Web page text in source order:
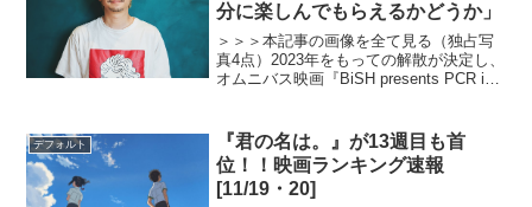
分に楽しんでもらえるかどうか」
＞＞＞本記事の画像を全て見る（独占写
真4点）2023年をもっての解散が決定し、
オムニバス映画『BiSH presents PCR is
パ...
デフォルト
『君の名は。』が13週目も首
位！！映画ランキング速報
[11/19・20]